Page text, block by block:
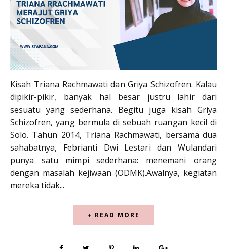
Kisah Triana Rachmawati dan Griya Schizofren. Kalau
dipikir-pikir, banyak hal besar justru lahir dari
sesuatu yang sederhana. Begitu juga kisah Griya
Schizofren, yang bermula di sebuah ruangan kecil di
Solo. Tahun 2014, Triana Rachmawati, bersama dua
sahabatnya, Febrianti Dwi Lestari dan Wulandari
punya satu mimpi sederhana: menemani orang
dengan masalah kejiwaan (ODMK).Awalnya, kegiatan
mereka tidak...
+ READ MORE